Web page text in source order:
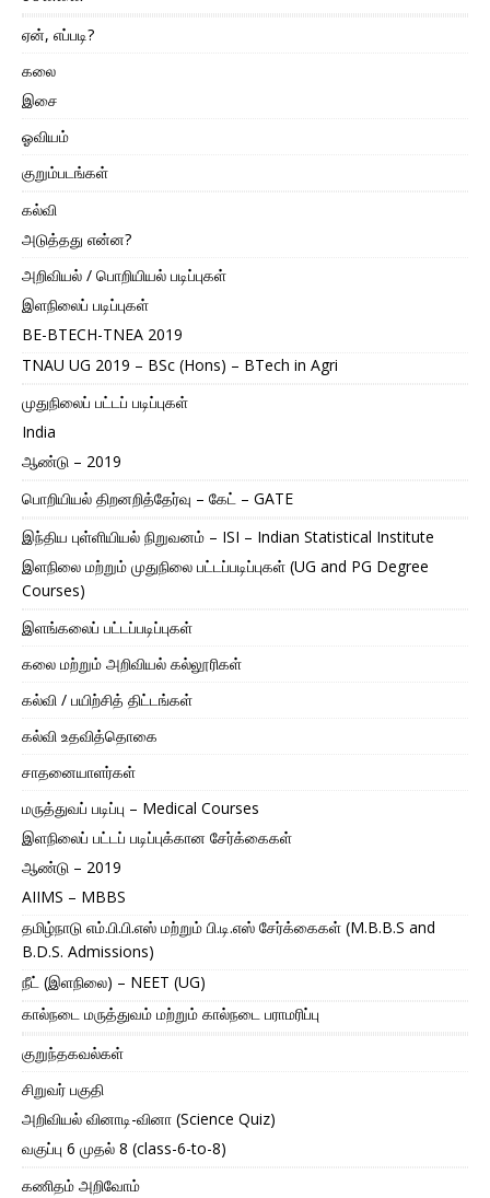
ஏன், எப்படி?
கலை
இசை
ஓவியம்
குறும்படங்கள்
கல்வி
அடுத்தது என்ன?
அறிவியல் / பொறியியல் படிப்புகள்
இளநிலைப் படிப்புகள்
BE-BTECH-TNEA 2019
TNAU UG 2019 – BSc (Hons) – BTech in Agri
முதுநிலைப் பட்டப் படிப்புகள்
India
ஆண்டு – 2019
பொறியியல் திறனறித்தேர்வு – கேட் – GATE
இந்திய புள்ளியியல் நிறுவனம் – ISI – Indian Statistical Institute
இளநிலை மற்றும் முதுநிலை பட்டப்படிப்புகள் (UG and PG Degree
Courses)
இளங்கலைப் பட்டப்படிப்புகள்
கலை மற்றும் அறிவியல் கல்லூரிகள்
கல்வி / பயிற்சித் திட்டங்கள்
கல்வி உதவித்தொகை
சாதனையாளர்கள்
மருத்துவப் படிப்பு – Medical Courses
இளநிலைப் பட்டப் படிப்புக்கான சேர்க்கைகள்
ஆண்டு – 2019
AIIMS – MBBS
தமிழ்நாடு எம்.பி.பி.எஸ் மற்றும் பி.டி.எஸ் சேர்க்கைகள் (M.B.B.S and
B.D.S. Admissions)
நீட் (இளநிலை) – NEET (UG)
கால்நடை மருத்துவம் மற்றும் கால்நடை பராமரிப்பு
குறுந்தகவல்கள்
சிறுவர் பகுதி
அறிவியல் வினாடி-வினா (Science Quiz)
வகுப்பு 6 முதல் 8 (class-6-to-8)
கணிதம் அறிவோம்